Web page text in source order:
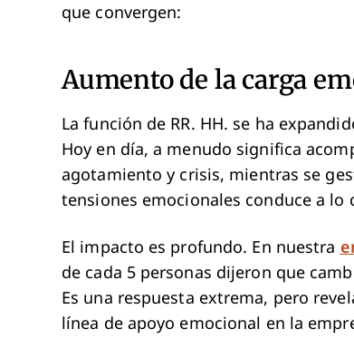
que convergen:
Aumento de la carga
La función de RR. HH. se ha
Hoy en día, a menudo significa
agotamiento y crisis, mientras se
tensiones emocionales conduce a
El impacto es profundo. En nuestra
de cada 5 personas dijeron que
Es una respuesta extrema, pero
línea de apoyo emocional en la